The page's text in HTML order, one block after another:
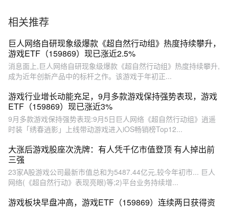
相关推荐
巨人网络自研现象级爆款《超自然行动组》热度持续攀升，
游戏ETF（159869）现已涨近2.5%
消息面上,巨人网络自研现象级爆款《超自然行动组》热度持续攀升,
成为近年创新产品中的标杆之作。该游戏于年初正...
游戏行业增长动能充足，9月多款游戏保持强势表现，游戏
ETF（159869）现已涨近3%
9月多款游戏保持强势表现:9月5日巨人网络《超自然行动组》逍遥
时装「绣春逍影」上线带动游戏进入iOS畅销榜Top12...
大涨后游戏股座次洗牌：有人凭千亿市值登顶 有人掉出前
三强
23家A股游戏公司最新市值总和为5487.44亿元,较今年初市... 巨人
网络(《超自然行动》表现亮眼)等;2)平台业务持续增...
游戏板块早盘冲高，游戏ETF（159869）连续两日获得资